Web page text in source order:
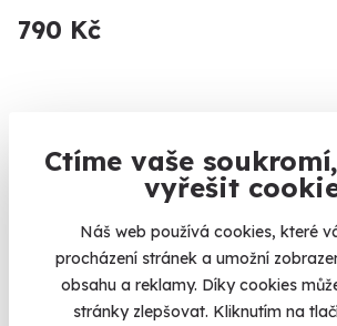
Ctíme vaše
vyřešit
Náš web používá cookies, které
procházení stránek a umožní
obsahu a reklamy. Díky cookies
stránky zlepšovat. Kliknutím na
790 Kč
Zážitky do 1000 Kč. Dárky do tísícovky
ani obyčejné. Pokud sáhnete po některým
radost dárkem, na který se nezapomíná.
Jízda v obrněném transportéru nebo
zážitek, pokud chcete nechat výběr na
mohou být levné a skvělé zároveň!